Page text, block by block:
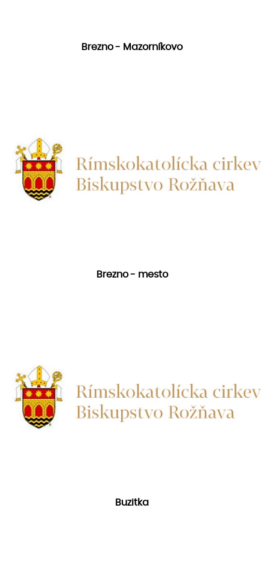
Brezno - Mazorníkovo
Brezno - mesto
Buzitka